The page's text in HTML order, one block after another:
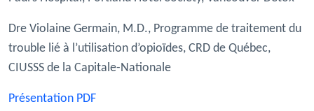
Dre Violaine Germain, M.D., Programme de traitement du
trouble lié à l’utilisation d’opioïdes, CRD de Québec,
CIUSSS de la Capitale-Nationale
Présentation PDF